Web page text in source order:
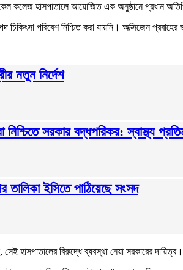
কলেজ হাসপাতালে আয়োজিত এক অনুষ্ঠানে প্রধান
চিকিৎসা পরিবেশ নিশ্চিত করা যায়নি। অক্সিজেন
নতুন নির্দেশ
নিশ্চিতে সরকার বদ্ধপরিকর: স্বাস্থ্য
তালিকা ইসিতে পাঠিয়েছে সংসদ
হাসপাতালের বিরুদ্ধে ব্যবস্থা নেয়া সরকারের দায়িত্ব।